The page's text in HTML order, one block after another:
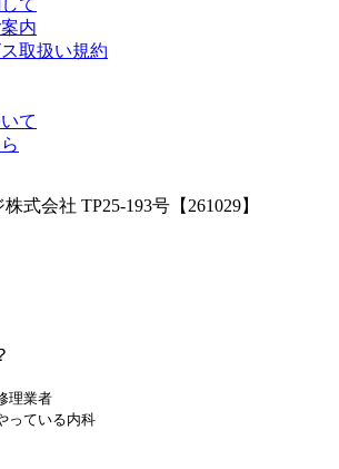
内
取扱い規約
て
式会社 TP25-193号【261029】
理業者
っている内科